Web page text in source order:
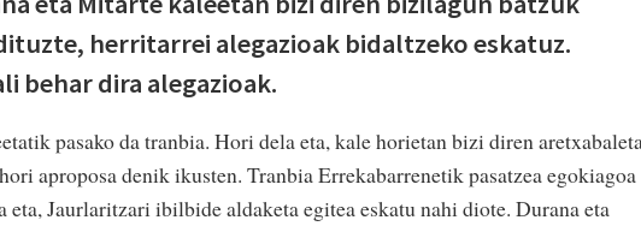
herritarrei alegazioak bidaltzeko eskatuz.
behar dira alegazioak.
pasako da tranbia. Hori dela eta, kale horietan bizi diren
aproposa denik ikusten. Tranbia Errekabarrenetik pasatzea egokiagoa
eta, Jaurlaritzari ibilbide aldaketa egitea eskatu nahi diote. Durana eta